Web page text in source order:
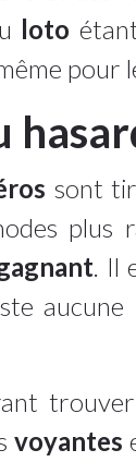
loto
pour
sont
plus
.
voyantes